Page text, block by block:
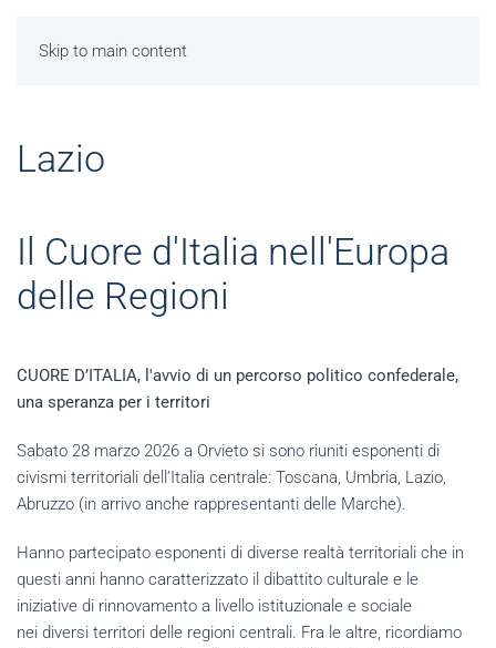
Skip to main content
Lazio
Il Cuore d'Italia nell'Europa
delle Regioni
CUORE D’ITALIA, l'avvio di un percorso politico confederale,
una speranza per i territori
Sabato 28 marzo 2026 a Orvieto si sono riuniti esponenti di
civismi territoriali dell’Italia centrale: Toscana, Umbria, Lazio,
Abruzzo (in arrivo anche rappresentanti delle Marche).
Hanno partecipato esponenti di diverse realtà territoriali che in
questi anni hanno caratterizzato il dibattito culturale e le
iniziative di rinnovamento a livello istituzionale e sociale
nei diversi territori delle regioni centrali. Fra le altre, ricordiamo